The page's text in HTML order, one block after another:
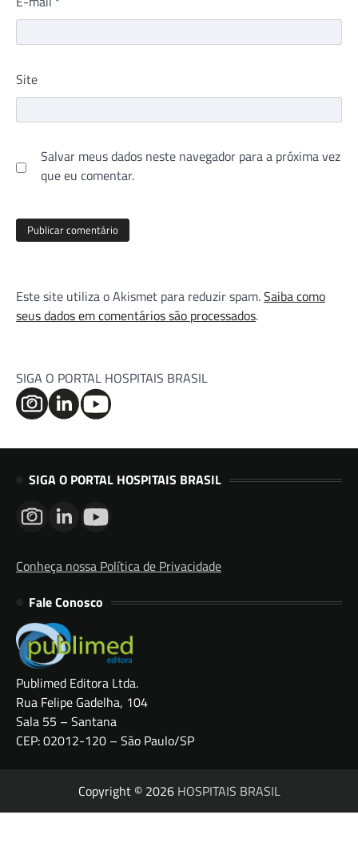
Site
Salvar meus dados neste navegador para a próxima vez
que eu comentar.
Este site utiliza o Akismet para reduzir spam.Saiba como
seus dados em comentários são processados.
SIGA O PORTAL HOSPITAIS BRASIL
SIGA O PORTAL HOSPITAIS BRASIL
Conheça nossa Política de Privacidade
Fale Conosco
Publimed Editora Ltda.
Rua Felipe Gadelha, 104
Sala 55 – Santana
CEP: 02012-120 – São Paulo/SP
Copyright © 2026 HOSPITAIS BRASIL